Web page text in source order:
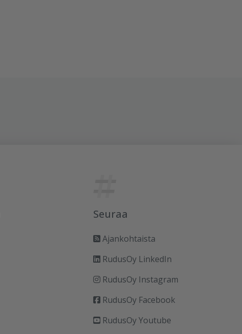
Seuraa
Ajankohtaista
RudusOy LinkedIn
RudusOy Instagram
RudusOy Facebook
RudusOy Youtube